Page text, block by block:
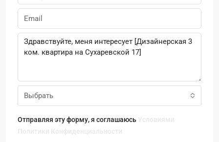
Выбрать
Отправляя эту форму, я соглашаюсь